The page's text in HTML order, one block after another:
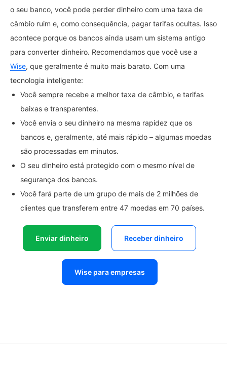
o seu banco, você pode perder dinheiro com uma taxa de
câmbio ruim e, como consequência, pagar tarifas ocultas. Isso
acontece porque os bancos ainda usam um sistema antigo
para converter dinheiro. Recomendamos que você use a
Wise, que geralmente é muito mais barato. Com uma
tecnologia inteligente:
Você sempre recebe a melhor taxa de câmbio, e tarifas
baixas e transparentes.
Você envia o seu dinheiro na mesma rapidez que os
bancos e, geralmente, até mais rápido – algumas moedas
são processadas em minutos.
O seu dinheiro está protegido com o mesmo nível de
segurança dos bancos.
Você fará parte de um grupo de mais de 2 milhões de
clientes que transferem entre 47 moedas em 70 países.
Enviar dinheiro Receber dinheiro
Wise para empresas